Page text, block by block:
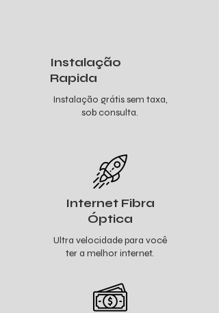
Instalação
Rapida
Instalação grátis sem taxa,
sob consulta.
Internet Fibra
Óptica
Ultra velocidade para você
ter a melhor internet.